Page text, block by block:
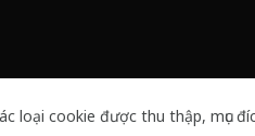
loại cookie được thu thập, mục